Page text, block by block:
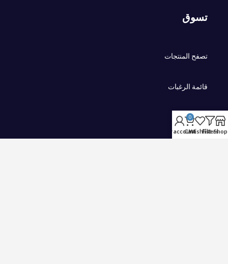
تسوق
تصفح المنتجات
قائمة الرغبات
السلة
Shop
Filters
Wishlist
0
Cart
My account